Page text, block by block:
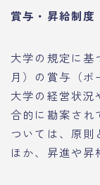
賞与・昇給制度
大学の規定に基
月）の賞与（ボ
大学の経営状況
合的に勘案され
ついては、原則
ほか、昇進や昇